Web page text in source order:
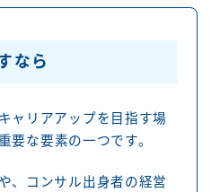
なら
ャリアアップを目指す場
要な要素の一つです。
、コンサル出身者の経営